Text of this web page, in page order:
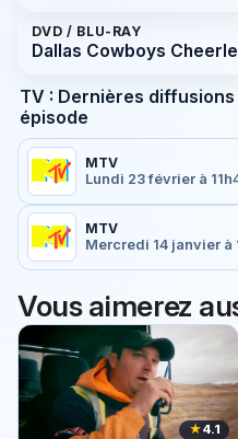
DVD / BLU-RAY
Dallas Cowboys
TV : Dernières
épisode
MTV
Lundi 23 février à
MTV
Mercredi 14 janvier à
Vous aimerez
★4.1